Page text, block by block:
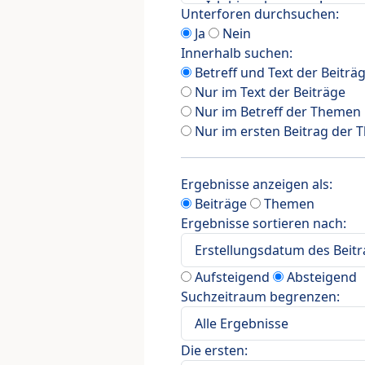
Unterforen durchsuchen:
Ja
Nein
Innerhalb suchen:
Betreff und Text der
Nur im Text der Beiträge
Nur im Betreff der Themen
Nur im ersten Beitrag der
Ergebnisse anzeigen als:
Beiträge
Themen
Ergebnisse sortieren nach:
Aufsteigend
Absteigend
Suchzeitraum begrenzen:
Die ersten: